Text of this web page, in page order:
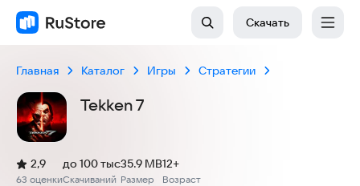
Скачать
Главная Каталог Игры Стратегии
Tekken 7
Рейтинг:
2,9
(
63 оценки
)
Скачиваний
до 100 тыс
Размер
35.9 MB
Возраст
12+